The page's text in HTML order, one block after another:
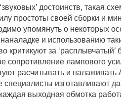
достоинств, такая
простоты своей сборки и
упомянуть о некоторых
и использованию
критикуют за
сопротивление лампового
расчитывать и налаживать
специалисты изготавливают
выходная обмотка